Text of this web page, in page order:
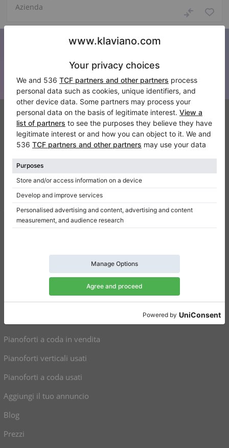
Azienda
Iscriviti alla nostra newsletter
Klaviano
Contatto
Chi siamo
Scrivi una recensione
Regolamento
Impostazioni per il consenso
Collegamenti
Pianoforti a coda in vendita
Pianoforti verticali usati
Pianoforti a coda usati
Aggiungi il tuo annuncio
Blog
Prezzi